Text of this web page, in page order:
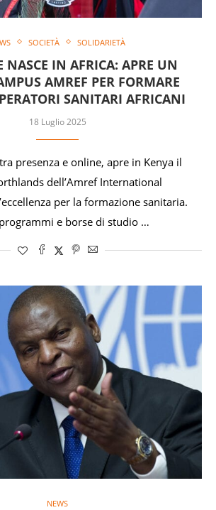
SOCIETÀ SOLIDARIETÀ
NASCE IN AFRICA: APRE UN
AMREF PER FORMARE
SANITARI AFRICANI
18 Luglio 2025
presenza e online, apre in Kenya il
dell’Amref International
per la formazione sanitaria.
e borse di studio …
NEWS